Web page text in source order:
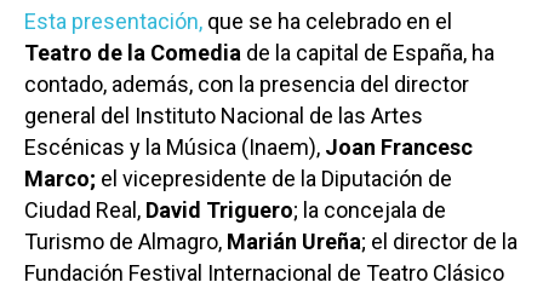
Esta presentación, que se ha celebrado en el
Teatro de la Comedia de la capital de España, ha
contado, además, con la presencia del director
general del Instituto Nacional de las Artes
Escénicas y la Música (Inaem), Joan Francesc
Marco; el vicepresidente de la Diputación de
Ciudad Real, David Triguero; la concejala de
Turismo de Almagro, Marián Ureña; el director de la
Fundación Festival Internacional de Teatro Clásico